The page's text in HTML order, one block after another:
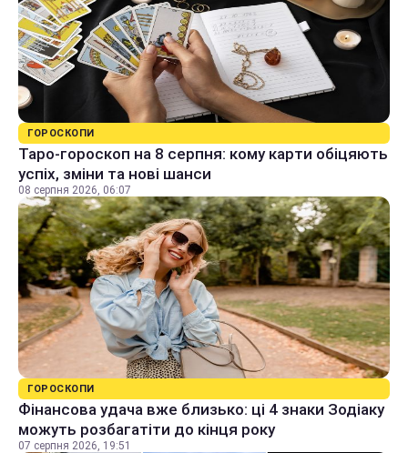
ГОРОСКОПИ
Таро-гороскоп на 8 серпня: кому карти обіцяють
успіх, зміни та нові шанси
08 серпня 2026, 06:07
ГОРОСКОПИ
Фінансова удача вже близько: ці 4 знаки Зодіаку
можуть розбагатіти до кінця року
07 серпня 2026, 19:51